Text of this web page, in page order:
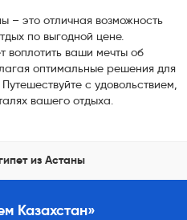
– это отличная возможность
по выгодной цене.
воплотить ваши мечты об
оптимальные решения для
с удовольствием,
вашего отдыха.
из Астаны
Казахстан»